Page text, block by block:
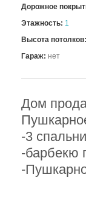
Дорожное
Этажность: 1
Высота потолков:
Гараж: нет
Дом
-3
-барбекю
-